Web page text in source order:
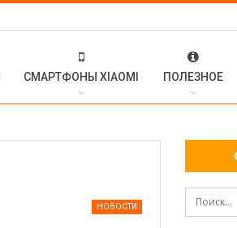
СМАРТФОНЫ XIAOMI ПОЛЕЗНОЕ
НОВОСТИ